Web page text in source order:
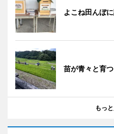
よこね田んぼ
苗が青々と育
もっ